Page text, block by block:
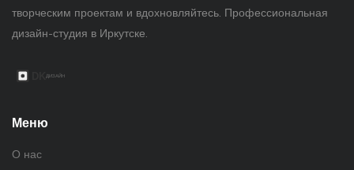
творческим проектам и вдохновляйтесь. Профессиональная
дизайн-студия в Иркутске.
Меню
О нас